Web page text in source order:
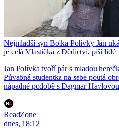
Nejmladší syn Bolka Polívky Jan
je celá Vlastička z Dědictví, píší lidé
Jan Polívka tvoří pár s mladou
Půvabná studentka na sebe poutá
nápadné podobě s Dagmar
ReadZone
dnes, 18:12